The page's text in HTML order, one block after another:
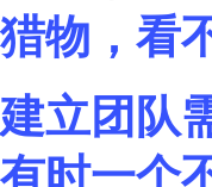
绝大多
当陷入